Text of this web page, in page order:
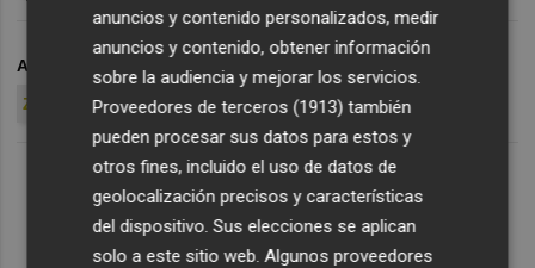
ARCHIVADO EN
ZASSH TECNOLÓGICA
anuncios y contenido personalizados, medir
anuncios y contenido, obtener información
sobre la audiencia y mejorar los servicios.
Proveedores de terceros (1913) también
pueden procesar sus datos para estos y
otros fines, incluido el uso de datos de
geolocalización precisos y características
del dispositivo. Sus elecciones se aplican
solo a este sitio web. Algunos proveedores